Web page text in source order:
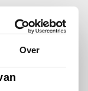
Over